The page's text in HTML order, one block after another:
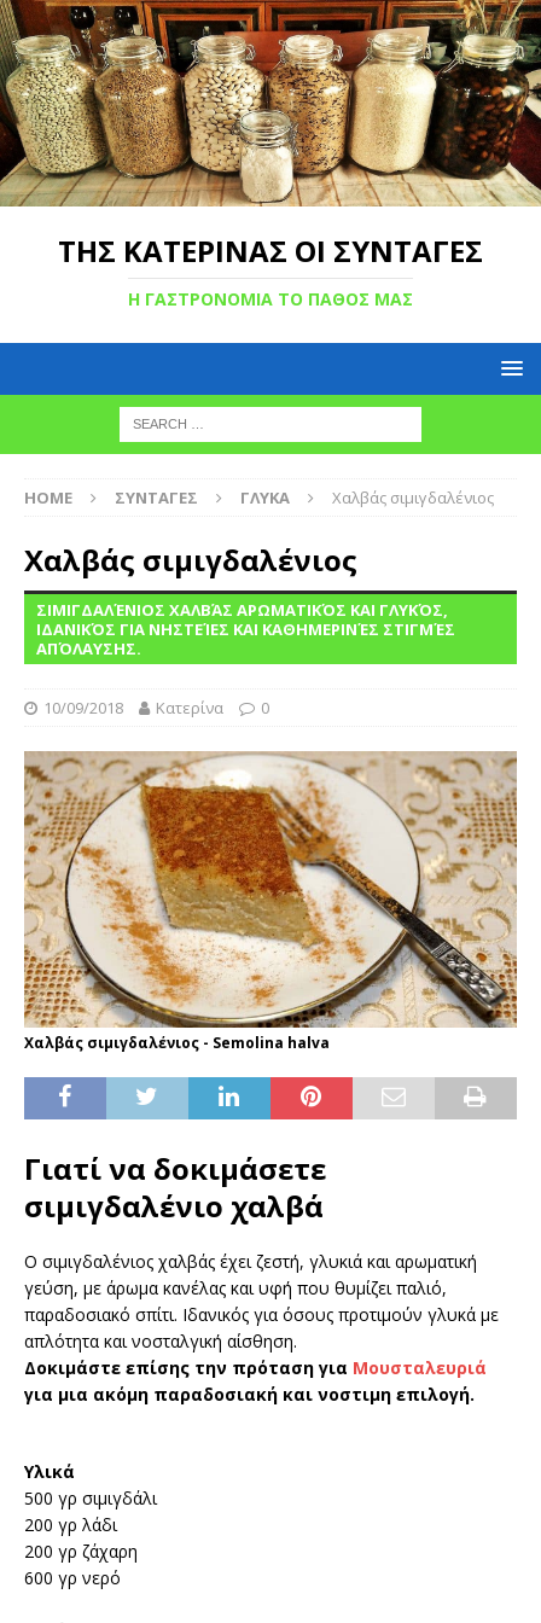
ΤΗΣ ΚΑΤΕΡΙΝΑΣ ΟΙ ΣΥΝΤΑΓΕΣ
Η ΓΑΣΤΡΟΝΟΜΙΑ ΤΟ ΠΑΘΟΣ ΜΑΣ
HOME ΣΥΝΤΑΓΕΣ ΓΛΥΚΑ Χαλβάς σιμιγδαλένιος
Χαλβάς σιμιγδαλένιος
ΣΙΜΙΓΔΑΛΈΝΙΟΣ ΧΑΛΒΆΣ ΑΡΩΜΑΤΙΚΌΣ ΚΑΙ ΓΛΥΚΌΣ,
ΙΔΑΝΙΚΌΣ ΓΙΑ ΝΗΣΤΕΊΕΣ ΚΑΙ ΚΑΘΗΜΕΡΙΝΈΣ ΣΤΙΓΜΈΣ
ΑΠΌΛΑΥΣΗΣ.
10/09/2018 Κατερίνα 0
Χαλβάς σιμιγδαλένιος - Semolina halva
Γιατί να δοκιμάσετε
σιμιγδαλένιο χαλβά
Ο σιμιγδαλένιος χαλβάς έχει ζεστή, γλυκιά και αρωματική
γεύση, με άρωμα κανέλας και υφή που θυμίζει παλιό,
παραδοσιακό σπίτι. Ιδανικός για όσους προτιμούν γλυκά με
απλότητα και νοσταλγική αίσθηση.
Δοκιμάστε επίσης την πρόταση για Μουσταλευριά
για μια ακόμη παραδοσιακή και νοστιμη επιλογή.
Υλικά
500 γρ σιμιγδάλι
200 γρ λάδι
200 γρ ζάχαρη
600 γρ νερό